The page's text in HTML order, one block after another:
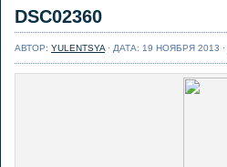
DSC02360
АВТОР: YULENTSYA · ДАТА: 19 НОЯБРЯ 2013 ·